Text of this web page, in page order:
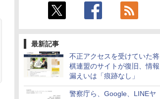
最新記事
不正アクセスを受けていた将
棋連盟のサイトが復旧、情報
漏えいは「痕跡なし」
警察庁ら、Google、LINEヤ